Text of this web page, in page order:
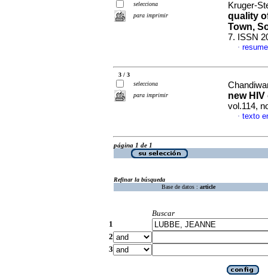
selecciona
para imprimir
Kruger-
quality
Town,
7. ISSN
·
3 / 3
selecciona
para imprimir
new
vol.114,
· texto
página 1 de 1
Refinar la búsqueda
Base de datos : article
Buscar
1
2
3